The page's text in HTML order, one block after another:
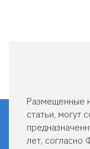
Размещенные
статьи, могут
лет,